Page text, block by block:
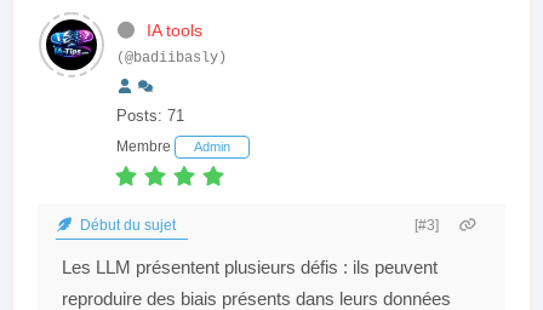
IA tools
(@badiibasly)
Posts: 71
Membre Admin
Début du sujet [#3]
Les LLM présentent plusieurs défis : ils peuvent
reproduire des biais présents dans leurs données